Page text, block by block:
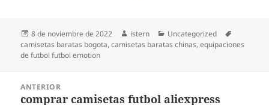
Publicado
el
8 de noviembre de 2022 Autor
istern Categorías
Uncategorized
camisetas baratas bogota,camisetas baratas chinas,equipaciones
de futbol futbol emotion
ANTERIOR
Entrada
comprar camisetas futbol aliexpress